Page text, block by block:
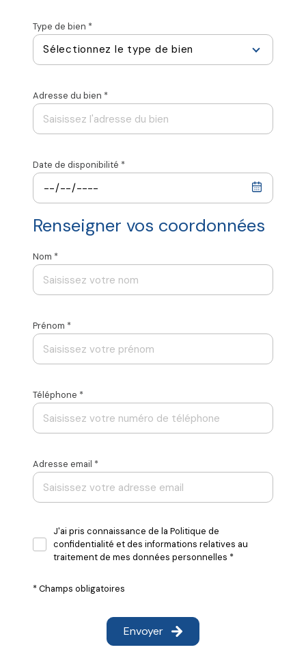
proposons également une
rapide et gratuite,idéale pour une première
évaluation. Vous désirez effectuer une
estimation
immobilière à Béziers et ailleurs ?Que ce soit un
formulaire d'estimation ci-dessous, nous vous
contacterons le plus rapidement possible.
Type de bien *
Sélectionnez le type de bien
Adresse du bien *
Date de disponibilité *
Renseigner vos coordonnées
Nom *
Prénom *
Téléphone *
Adresse email *
J'ai pris connaissance de la Politique de
confidentialité et des informations relatives au
traitement de mes données personnelles *
* Champs obligatoires
Envoyer